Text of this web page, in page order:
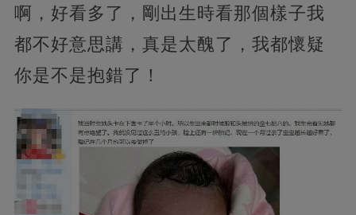
啊，好看多了，剛出生時看那個樣子我
都不好意思講，真是太醜了，我都懷疑
你是不是抱錯了！